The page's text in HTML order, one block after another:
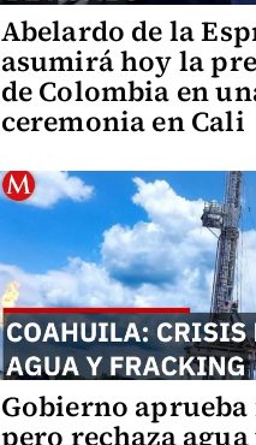
Abelardo de la
asumirá hoy la
de Colombia en
ceremonia en Cali
Gobierno
pero rechaza